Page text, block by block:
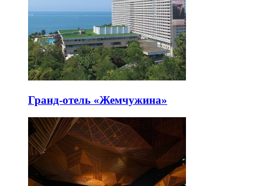
Гранд-отель «Жемчужина»